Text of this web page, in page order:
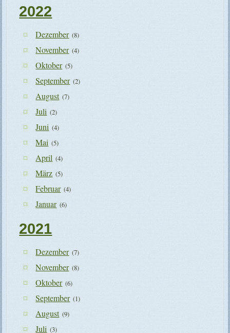
2022
Dezember (8)
November (4)
Oktober (5)
September (2)
August (7)
Juli (2)
Juni (4)
Mai (5)
April (4)
März (5)
Februar (4)
Januar (6)
2021
Dezember (7)
November (8)
Oktober (6)
September (1)
August (9)
Juli (3)